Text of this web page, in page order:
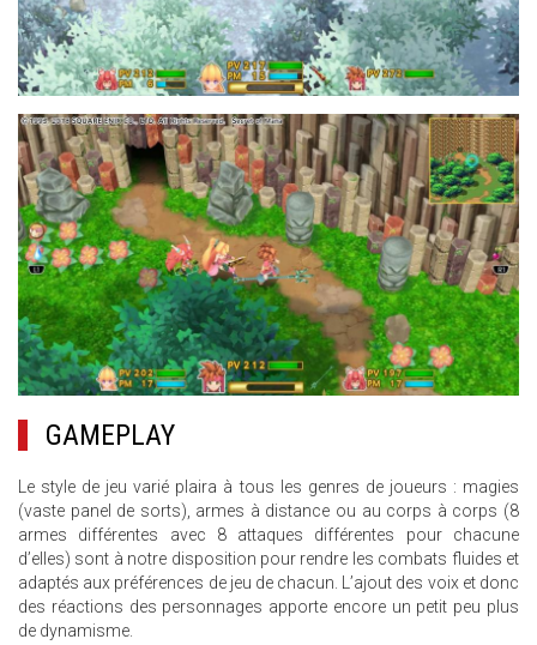
10.JPG
GAMEPLAY
Le style de jeu varié plaira à tous les genres de joueurs : magies
(vaste panel de sorts), armes à distance ou au corps à corps (8
armes différentes avec 8 attaques différentes pour chacune
d’elles) sont à notre disposition pour rendre les combats fluides et
adaptés aux préférences de jeu de chacun. L’ajout des voix et donc
des réactions des personnages apporte encore un petit peu plus
de dynamisme.